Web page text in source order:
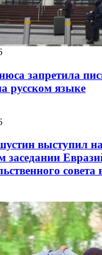
запретила
русском языке
выступил
заседании